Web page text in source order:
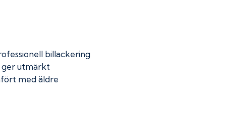
billackering
ger utmärkt
med äldre